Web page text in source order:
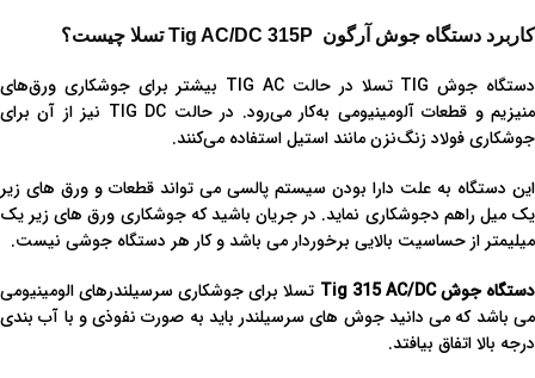
کاربرد دستگاه جوش آرگون Tig AC/DC 315P تسلا چیست؟
دستگاه جوش TIG تسلا در حالت TIG AC بیشتر برای جوشکاری ورق‌های
منیزیم و قطعات آلومینیومی به‌کار می‌رود. در حالت TIG DC نیز از آن برای
جوشکاری فولاد زنگ‌نزن مانند استیل استفاده می‌کنند.
این دستگاه به علت دارا بودن سیستم پالسی می تواند قطعات و ورق های زیر
یک میل راهم دجوشکاری نماید. در جریان باشید که جوشکاری ورق های زیر یک
میلیمتر از حساسیت بالایی برخوردار می باشد و کار هر دستگاه جوشی نیست.
دستگاه جوش Tig 315 AC/DC
تسلا برای جوشکاری سرسیلندرهای الومینیومی
می باشد که می دانید جوش های سرسیلندر باید به صورت نفوذی و با آب بندی
درجه بالا اتفاق بیافتد.